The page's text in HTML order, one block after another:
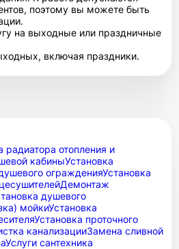
поэтому вы можете быть
на выходные или праздничные
включая праздники.
радиатора отопления и
кабиныУстановка
огражденияУстановка
Демонтаж
душевого
мойкиУстановка
Установка проточного
канализацииЗамена сливной
Услуги сантехника